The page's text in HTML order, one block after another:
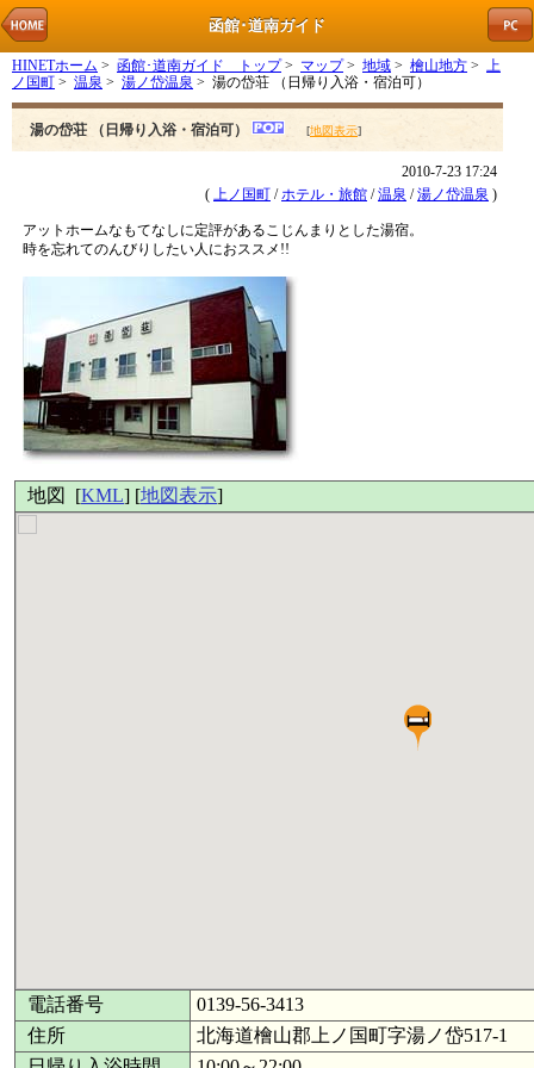
函館･道南ガイド
HINETホーム > 函館･道南ガイド トップ> マップ> 地域 > 檜山地方 > 上
ノ国町 > 温泉 > 湯ノ岱温泉 > 湯の岱荘 （日帰り入浴・宿泊可）
湯の岱荘 （日帰り入浴・宿泊可） [地図表示]
2010-7-23 17:24
( 上ノ国町 /ホテル・旅館 /温泉 /湯ノ岱温泉 )
アットホームなもてなしに定評があるこじんまりとした湯宿。
時を忘れてのんびりしたい人におススメ!!
地図 [KML] [地図表示]
電話番号
0139-56-3413
住所
北海道檜山郡上ノ国町字湯ノ岱517-1